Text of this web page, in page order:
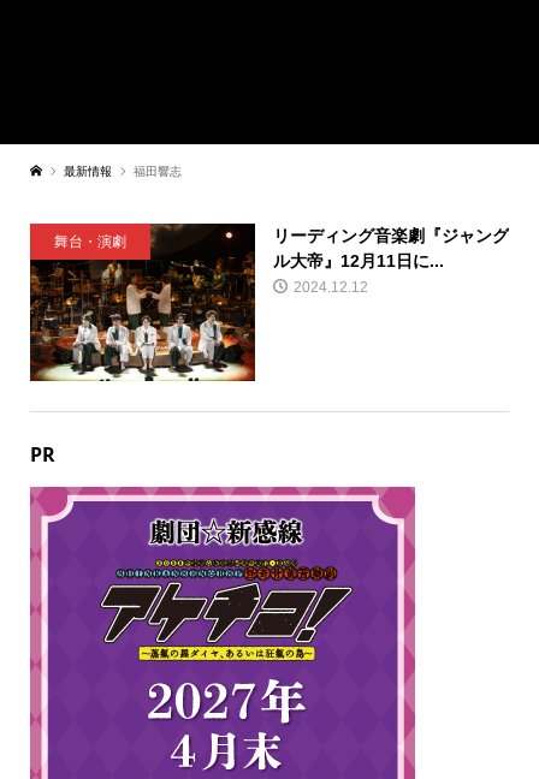
最新情報 福田響志
舞台・演劇
リーディング音楽劇『ジャング
ル大帝』12月11日に...
2024.12.12
PR